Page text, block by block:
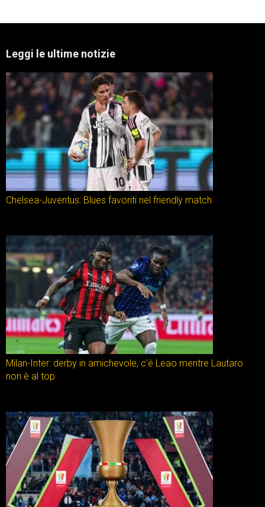
Leggi le ultime notizie
Chelsea-Juventus: Blues favoriti nel friendly match
Milan-Inter: derby in amichevole, c’è Leao mentre Lautaro
non è al top